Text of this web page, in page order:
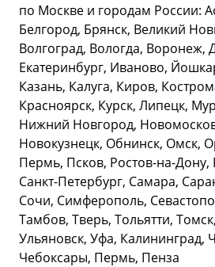
по Москве и городам России:
Белгород, Брянск, Великий
Волгоград, Вологда, Воронеж,
Екатеринбург, Иваново,
Казань, Калуга, Киров,
Красноярск, Курск, Липецк,
Нижний Новгород,
Новокузнецк, Обнинск, Омск,
Пермь, Псков, Ростов-на-Дону,
Санкт-Петербург, Самара,
Сочи, Симферополь,
Тамбов, Тверь, Тольятти,
Ульяновск, Уфа, Калининград,
Чебоксары, Пермь, Пенза